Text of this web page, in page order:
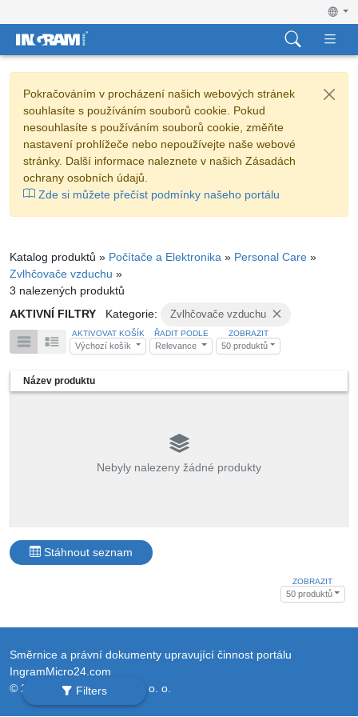
Pokračováním v procházení našich webových stránek
souhlasíte s používáním souborů cookie. Pokud
nesouhlasíte s používáním souborů cookie, změňte
nastavení prohlížeče nebo nepoužívejte naše webové
stránky. Další informace naleznete v našich Zásadách
ochrany osobních údajů.
Zde si můžete přečíst podmínky našeho portálu
Katalog produktů » Počítače a Elektronika » Personal Care »
Zvlhčovače vzduchu »
3 nalezených produktů
AKTIVNÍ FILTRY
Kategorie: Zvlhčovače vzduchu
AKTIVOVAT KOŠÍK
Výchozí košík
ŘADIT PODLE
Relevance
ZOBRAZIT
50 produktů
Filters
Název produktu
Nebyly nalezeny žádné produkty
Stáhnout seznam
ZOBRAZIT
50 produktů
Směrnice a právní dokumenty upravující činnost portálu
IngramMicro24.com
© 2026 Ingram Micro Sp. z o. o.